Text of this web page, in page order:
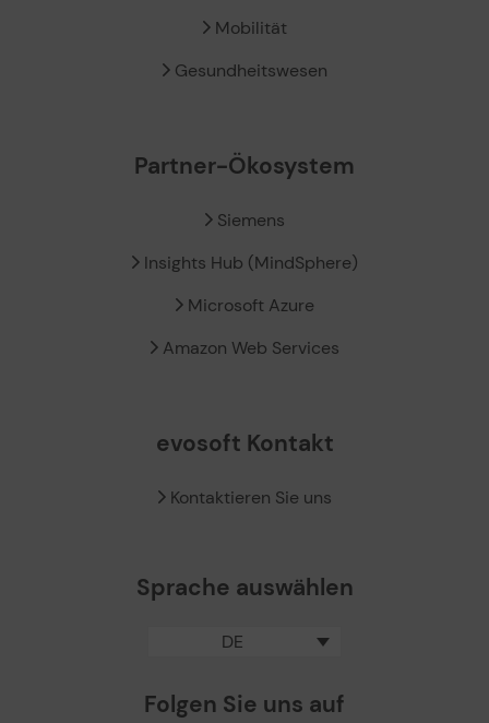
Mobilität
Gesundheitswesen
Partner-Ökosystem
Siemens
Insights Hub (MindSphere)
Microsoft Azure
Amazon Web Services
evosoft Kontakt
Kontaktieren Sie uns
Sprache auswählen
DE
Folgen Sie uns auf